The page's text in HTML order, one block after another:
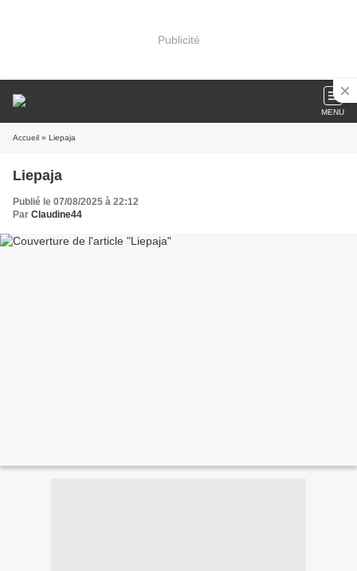
Publicité
MENU
Accueil » Liepaja
Liepaja
Publié le 07/08/2025 à 22:12
Par Claudine44